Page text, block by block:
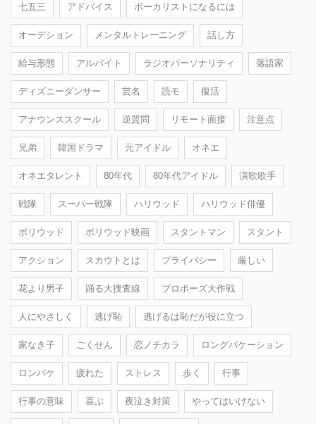
七五三 アドバイス ボーカリストになるには
オーデション メンタルトレーニング 話し方
給与形態 アルバイト ラジオパーソナリティ 落語家
ディズニーダンサー 芸名 読モ 復活
アナウンススクール 逆質問 リモート面接 注意点
兄弟 韓国ドラマ 元アイドル オネエ
オネエタレント 80年代 80年代アイドル 演歌歌手
戦隊 スーパー戦隊 ハリウッド ハリウッド俳優
ボリウッド ボリウッド映画 スタントマン スタント
アクション スカウトとは プライバシー 厳しい
花より男子 踊る大捜査線 プロポーズ大作戦
人にやさしく 逃げ恥 逃げるは恥だが役に立つ
家なき子 ごくせん 恋ノチカラ ロングバケーション
ロンバケ 疲れた ストレス 歩く 行事
行事の意味 喜ぶ 夜泣き対策 やってはいけない